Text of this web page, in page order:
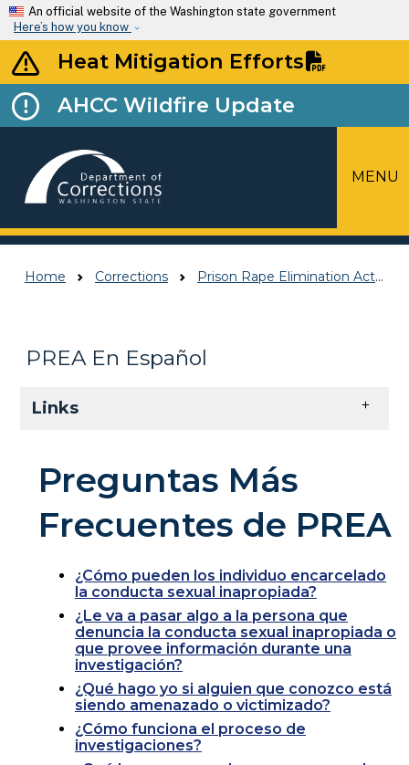
Skip to main content
An official website of the Washington state government
Here’s how you know
Heat Mitigation Efforts
AHCC Wildfire Update
MENU
Home Corrections Prison Rape Elimination Act (PREA)
PREA En Español
Links
Preguntas Más
Frecuentes de PREA
¿Cómo pueden los individuo encarcelado
la conducta sexual inapropiada?
¿Le va a pasar algo a la persona que
denuncia la conducta sexual inapropiada o
que provee información durante una
investigación?
¿Qué hago yo si alguien que conozco está
siendo amenazado o victimizado?
¿Cómo funciona el proceso de
investigaciones?